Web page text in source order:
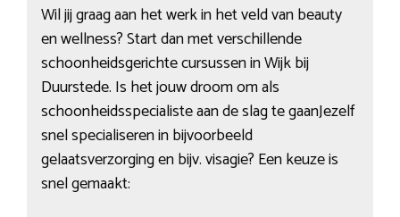
Wil jij graag aan het werk in het veld van beauty
en wellness? Start dan met verschillende
schoonheidsgerichte cursussen in Wijk bij
Duurstede. Is het jouw droom om als
schoonheidsspecialiste aan de slag te gaanJezelf
snel specialiseren in bijvoorbeeld
gelaatsverzorging en bijv. visagie? Een keuze is
snel gemaakt: